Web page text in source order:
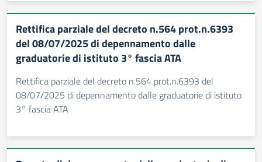
Rettifica parziale del decreto n.564 prot.n.6393
del 08/07/2025 di depennamento dalle
graduatorie di istituto 3° fascia ATA
Rettifica parziale del decreto n.564 prot.n.6393 del
08/07/2025 di depennamento dalle graduatorie di istituto
3° fascia ATA